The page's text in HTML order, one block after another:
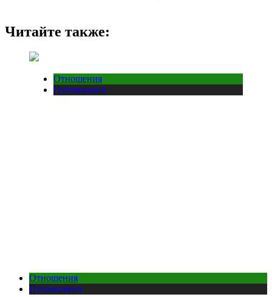
Читайте также:
Отношения
Публикации
Отношения
Публикации